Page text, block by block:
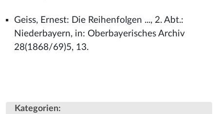
Geiss, Ernest: Die Reihenfolgen ..., 2. Abt.:
Niederbayern, in: Oberbayerisches Archiv
28(1868/69)5, 13.
Kategorien: